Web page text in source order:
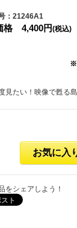
：21246A1
格 4,400円(税込)
※
見たい！映像で甦る
お気に入
をシェアしよう！